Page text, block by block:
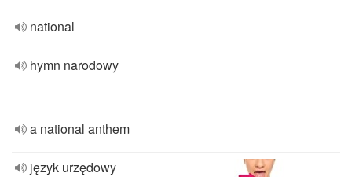
national
hymn narodowy
a national anthem
język urzędowy